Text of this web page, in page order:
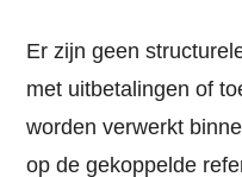
Er zijn geen
met uitbetalingen of
worden verwerkt
op de gekoppelde